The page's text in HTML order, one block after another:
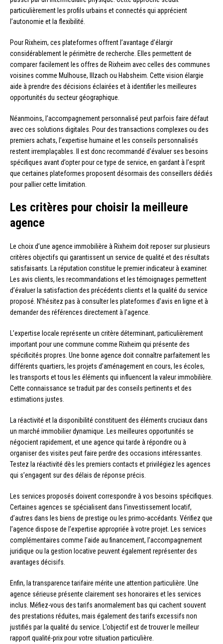
particulièrement les profils urbains et connectés qui apprécient
l’autonomie et la flexibilité.
Pour Rixheim, ces plateformes offrent l’avantage d’élargir
considérablement le périmètre de recherche. Elles permettent de
comparer facilement les offres de Rixheim avec celles des communes
voisines comme Mulhouse, Illzach ou Habsheim. Cette vision élargie
aide à prendre des décisions éclairées et à identifier les meilleures
opportunités du secteur géographique.
Néanmoins, l’accompagnement personnalisé peut parfois faire défaut
avec ces solutions digitales. Pour des transactions complexes ou des
premiers achats, l’expertise humaine et les conseils personnalisés
restent irremplaçables. Il est donc recommandé d’évaluer ses besoins
spécifiques avant d’opter pour ce type de service, en gardant à l’esprit
que certaines plateformes proposent désormais des conseillers dédiés
pour pallier cette limitation.
Les critères pour choisir la meilleure
agence
Le choix d’une agence immobilière à Rixheim doit reposer sur plusieurs
critères objectifs qui garantissent un service de qualité et des résultats
satisfaisants. La réputation constitue le premier indicateur à examiner.
Les avis clients, les recommandations et les témoignages permettent
d’évaluer la satisfaction des précédents clients et la qualité du service
proposé. N’hésitez pas à consulter les plateformes d’avis en ligne et à
demander des références directement à l’agence.
L’expertise locale représente un critère déterminant, particulièrement
important pour une commune comme Rixheim qui présente des
spécificités propres. Une bonne agence doit connaître parfaitement les
différents quartiers, les projets d’aménagement en cours, les écoles,
les transports et tous les éléments qui influencent la valeur immobilière.
Cette connaissance se traduit par des conseils pertinents et des
estimations justes.
La réactivité et la disponibilité constituent des éléments cruciaux dans
un marché immobilier dynamique. Les meilleures opportunités se
négocient rapidement, et une agence qui tarde à répondre ou à
organiser des visites peut faire perdre des occasions intéressantes.
Testez la réactivité dès les premiers contacts et privilégiez les agences
qui s’engagent sur des délais de réponse précis.
Les services proposés doivent correspondre à vos besoins spécifiques.
Certaines agences se spécialisent dans l’investissement locatif,
d’autres dans les biens de prestige ou les primo-accédants. Vérifiez que
l’agence dispose de l’expertise appropriée à votre projet. Les services
complémentaires comme l’aide au financement, l’accompagnement
juridique ou la gestion locative peuvent également représenter des
avantages décisifs.
Enfin, la transparence tarifaire mérite une attention particulière. Une
agence sérieuse présente clairement ses honoraires et les services
inclus. Méfiez-vous des tarifs anormalement bas qui cachent souvent
des prestations réduites, mais également des tarifs excessifs non
justifiés par la qualité du service. L’objectif est de trouver le meilleur
rapport qualité-prix pour votre situation particulière.